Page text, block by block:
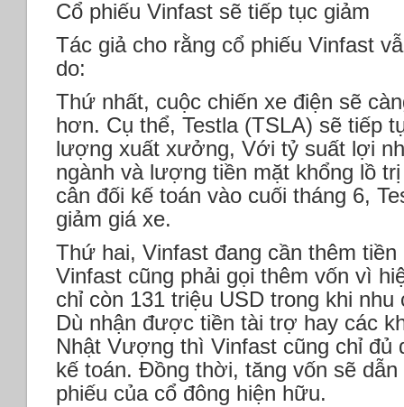
Cổ phiếu Vinfast sẽ tiếp tục giảm
Tác giả cho rằng cổ phiếu Vinfast
do:
Thứ nhất, cuộc chiến xe điện sẽ
hơn. Cụ thể, Testla (TSLA) sẽ tiếp
lượng xuất xưởng, Với tỷ suất lợi
ngành và lượng tiền mặt khổng lồ
cân đối kế toán vào cuối tháng 6,
giảm giá xe.
Thứ hai, Vinfast đang cần thêm
Vinfast cũng phải gọi thêm vốn vì
chỉ còn 131 triệu USD trong khi
Dù nhận được tiền tài trợ hay các
Nhật Vượng thì Vinfast cũng chỉ đủ
kế toán. Đồng thời, tăng vốn sẽ
phiếu của cổ đông hiện hữu.